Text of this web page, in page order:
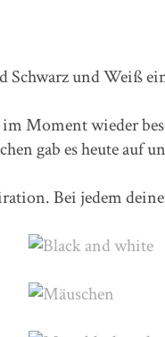
Schwarz und Weiß
Moment wieder
gab es heute auf
Bei jedem